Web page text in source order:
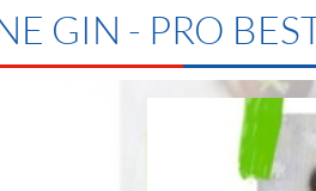
Getränke
GIN - PRO